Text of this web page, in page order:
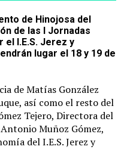
de Hinojosa del
de las I Jornadas
el I.E.S. Jerez y
lugar el 18 y 19 de
de Matías González
así como el resto del
Tejero, Directora del
Muñoz Gómez,
del I.E.S. Jerez y